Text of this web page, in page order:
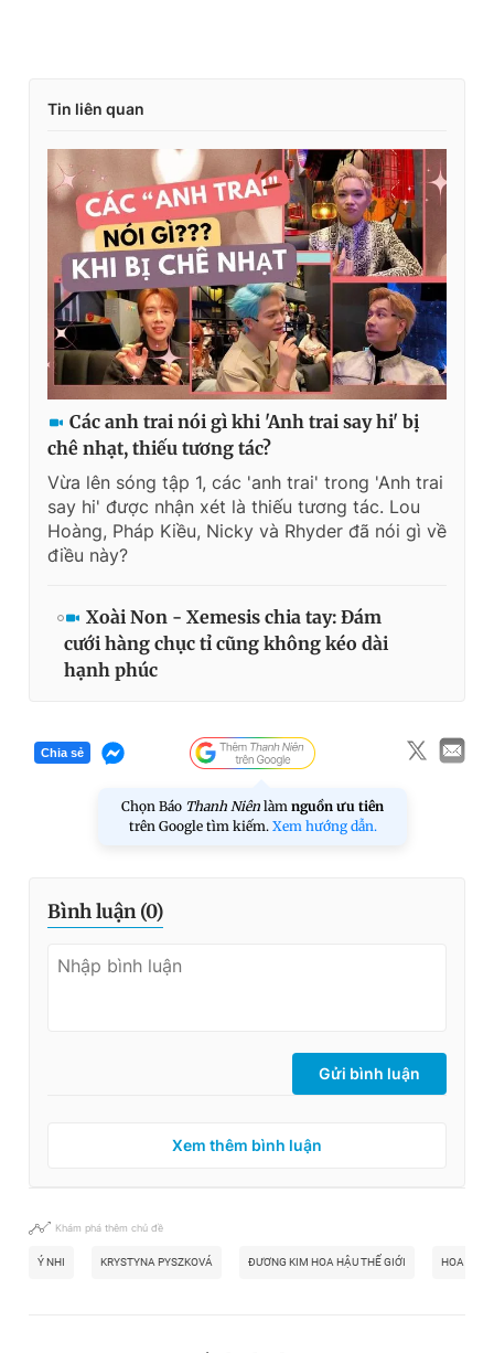
Tin liên quan
Các anh trai nói gì khi 'Anh trai say hi' bị
chê nhạt, thiếu tương tác?
Vừa lên sóng tập 1, các 'anh trai' trong 'Anh trai
say hi' được nhận xét là thiếu tương tác. Lou
Hoàng, Pháp Kiều, Nicky và Rhyder đã nói gì về
điều này?
Xoài Non - Xemesis chia tay: Đám
cưới hàng chục tỉ cũng không kéo dài
hạnh phúc
Chia sẻ
Chọn Báo Thanh Niên làm nguồn ưu tiên
trên Google tìm kiếm. Xem hướng dẫn.
Bình luận (0)
Gửi bình luận
Xem thêm bình luận
Khám phá thêm chủ đề
Ý NHI KRYSTYNA PYSZKOVÁ ĐƯƠNG KIM HOA HẬU THẾ GIỚI HOA HẬU